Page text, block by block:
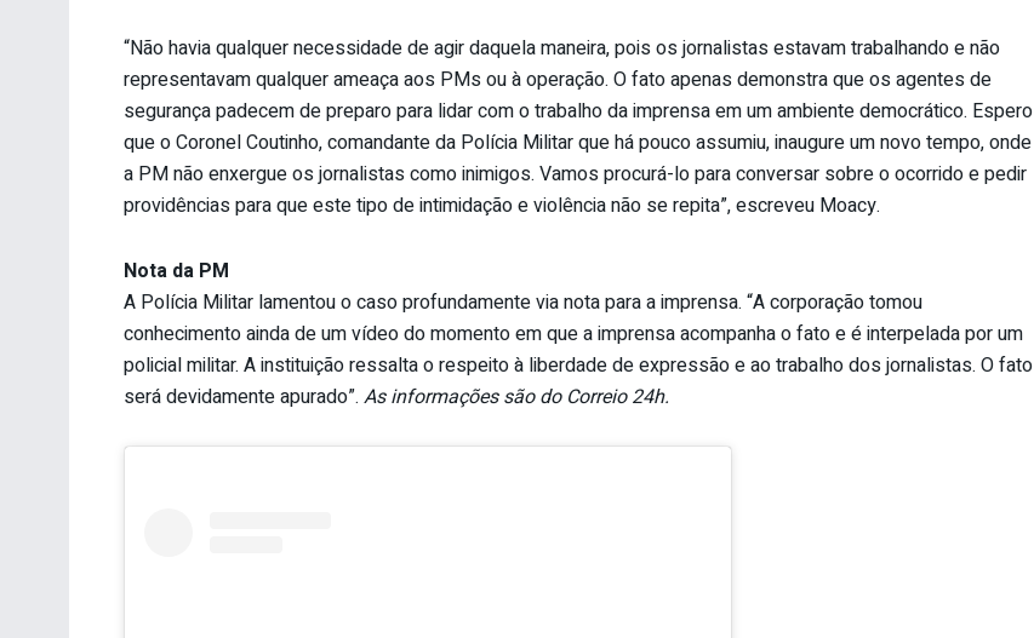
“Não havia qualquer necessidade de agir daquela maneira, pois os jornalistas estavam trabalhando e não
representavam qualquer ameaça aos PMs ou à operação. O fato apenas demonstra que os agentes de
segurança padecem de preparo para lidar com o trabalho da imprensa em um ambiente democrático. Espero
que o Coronel Coutinho, comandante da Polícia Militar que há pouco assumiu, inaugure um novo tempo, onde
a PM não enxergue os jornalistas como inimigos. Vamos procurá-lo para conversar sobre o ocorrido e pedir
providências para que este tipo de intimidação e violência não se repita”, escreveu Moacy.
Nota da PM
A Polícia Militar lamentou o caso profundamente via nota para a imprensa. “A corporação tomou
conhecimento ainda de um vídeo do momento em que a imprensa acompanha o fato e é interpelada por um
policial militar. A instituição ressalta o respeito à liberdade de expressão e ao trabalho dos jornalistas. O fato
será devidamente apurado”. As informações são do Correio 24h.